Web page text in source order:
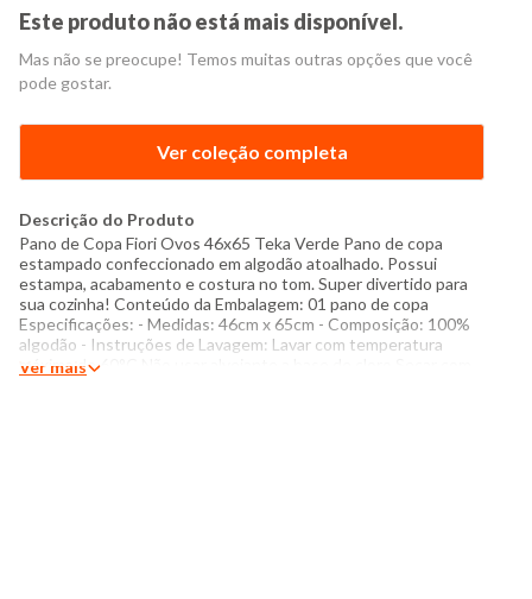
Este produto não está mais disponível.
Mas não se preocupe! Temos muitas outras opções que você
pode gostar.
Ver coleção completa
Descrição do Produto
Pano de Copa Fiori Ovos 46x65 Teka Verde Pano de copa
estampado confeccionado em algodão atoalhado. Possui
estampa, acabamento e costura no tom. Super divertido para
sua cozinha! Conteúdo da Embalagem: 01 pano de copa
Especificações: - Medidas: 46cm x 65cm - Composição: 100%
algodão - Instruções de Lavagem: Lavar com temperatura
máxima de 60°C Não usar alvejante a base de cloro Secar com
Ver mais